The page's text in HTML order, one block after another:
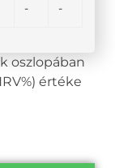
- -
oszlopában
értéke